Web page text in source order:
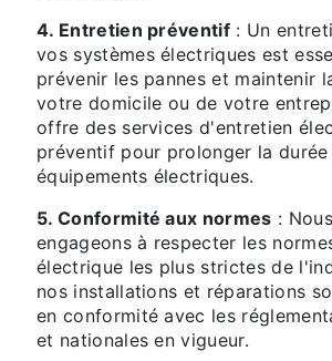
4. Entretien préventif : Un
vos systèmes électriques est
prévenir les pannes et maintenir
votre domicile ou de votre
offre des services d'entretien
préventif pour prolonger la
équipements électriques.
5. Conformité aux normes :
engageons à respecter les
électrique les plus strictes de
nos installations et réparations
en conformité avec les
et nationales en vigueur.